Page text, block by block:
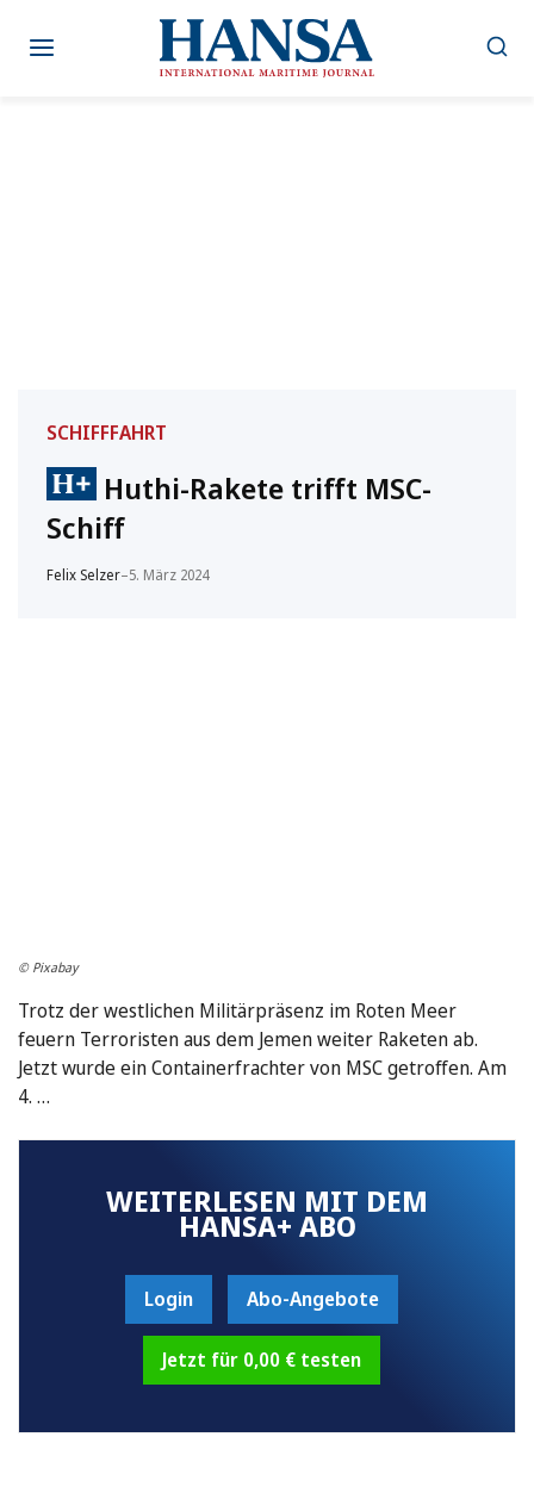
Inhalt
SCHIFFFAHRT
Huthi-Rakete trifft MSC-
Schiff
Felix Selzer–5. März 2024
© Pixabay
Trotz der westlichen Militärpräsenz im Roten Meer
feuern Terroristen aus dem Jemen weiter Raketen ab.
Jetzt wurde ein Containerfrachter von MSC getroffen. Am
4. …
WEITERLESEN MIT DEM
HANSA+ ABO
Login Abo-Angebote
Jetzt für 0,00 € testen